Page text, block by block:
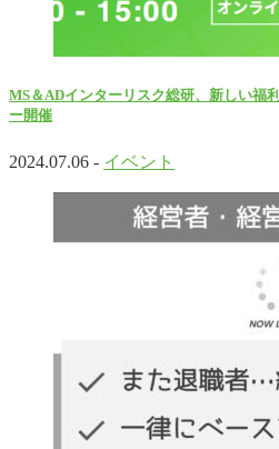
MS＆ADインターリスク総研、新しい福
ー開催
2024.07.06 - イベント